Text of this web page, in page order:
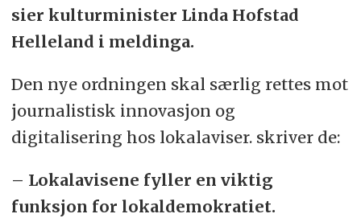
sier kulturminister Linda Hofstad
Helleland i meldinga.
Den nye ordningen skal særlig rettes mot
journalistisk innovasjon og
digitalisering hos lokalaviser. skriver de:
– Lokalavisene fyller en viktig
funksjon for lokaldemokratiet.